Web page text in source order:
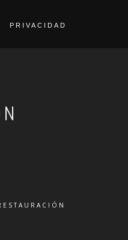
PRIVACIDAD